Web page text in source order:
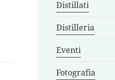
Distillati
Distilleria
Eventi
Fotografia